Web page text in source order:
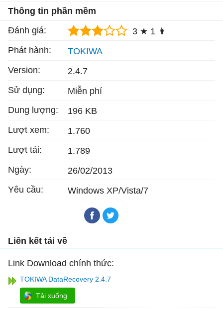
Thông tin phần mềm
Đánh giá:
3 ★ 1 👨
Phát hành:
TOKIWA
Version:
2.4.7
Sử dụng:
Miễn phí
Dung lượng:
196 KB
Lượt xem:
1.760
Lượt tải:
1.789
Ngày:
26/02/2013
Yêu cầu:
Windows XP/Vista/7
Liên kết tải về
Link Download chính thức:
TOKIWA DataRecovery 2.4.7
Tải xuống